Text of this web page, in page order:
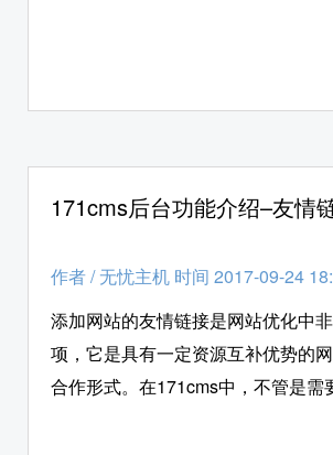
171cms后台功能介绍–友情
作者/无忧主机 时间 2017-09-24
添加网站的友情链接是网站优化中
项，它是具有一定资源互补优势的
合作形式。在171cms中，不管是需